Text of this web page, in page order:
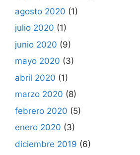
agosto 2020 (1)
julio 2020 (1)
junio 2020 (9)
mayo 2020 (3)
abril 2020 (1)
marzo 2020 (8)
febrero 2020 (5)
enero 2020 (3)
diciembre 2019 (6)